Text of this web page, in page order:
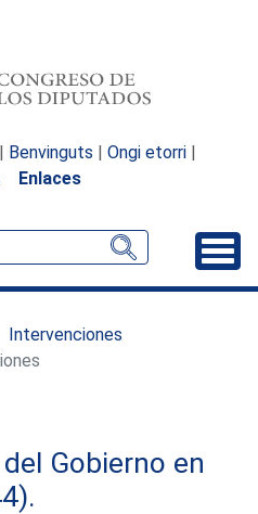
| Benvinguts | Ongi etorri |
Enlaces
Intervenciones
Gobierno en